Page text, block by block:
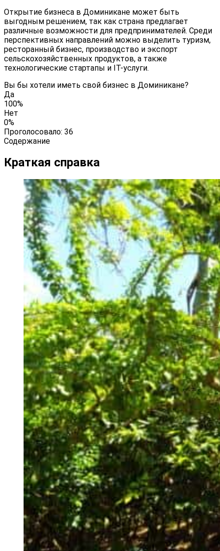
Открытие бизнеса в Доминикане может быть
выгодным решением, так как страна предлагает
различные возможности для предпринимателей. Среди
перспективных направлений можно выделить туризм,
ресторанный бизнес, производство и экспорт
сельскохозяйственных продуктов, а также
технологические стартапы и IT-услуги.
Вы бы хотели иметь свой бизнес в Доминикане?
Да
100%
Нет
0%
Проголосовало: 36
Содержание
Краткая справка